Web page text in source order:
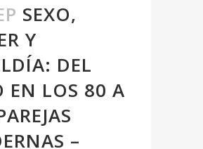
SEXO,
Y
DEL
EN LOS 80 A
–